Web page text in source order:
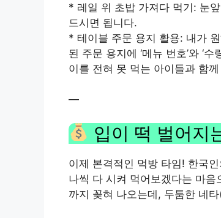
* 레일 위 초밥 가져다 먹기: 눈
드시면 됩니다.
* 테이블 주문 용지 활용: 내가
된 주문 용지에 ‘메뉴 번호’와 ‘
이를 전혀 못 먹는 아이들과 함
—
입이 떡 벌어지
이제 본격적인 먹방 타임! 한국
나씩 다 시켜 먹어보겠다는 마
까지 꽂혀 나오는데, 두툼한 네